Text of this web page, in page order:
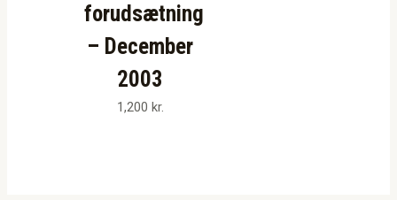
forudsætning
– December
2003
1,200 kr.